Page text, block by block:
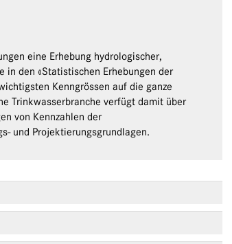
eine Erhebung hydrologischer,
den «Statistischen Erhebungen der
Kenngrössen auf die ganze
Trinkwasserbranche verfügt damit über
von Kennzahlen der
und Projektierungsgrundlagen.